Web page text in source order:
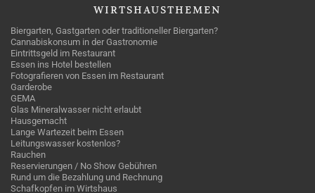
WIRTSHAUSTHEMEN
Biergarten, Gastgarten oder traditioneller Biergarten?
Cannabiskonsum in der Gastronomie
Eintrittsgeld im Restaurant
Essen ins Hotel bestellen
Fotografieren von Essen im Restaurant
Garderobe
GEMA
Glas Mineralwasser nicht erlaubt
Hausgemacht
Lange Wartezeit beim Essen
Leitungswasser kostenlos?
Rauchen
Reservierungen / No Show Gebühren
Rund um die Bezahlung und Rechnung
Schafkopfen im Wirtshaus